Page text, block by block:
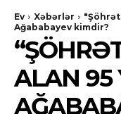
Ev Xəbərlər
Ağababayev kimdir?
ALAN 95